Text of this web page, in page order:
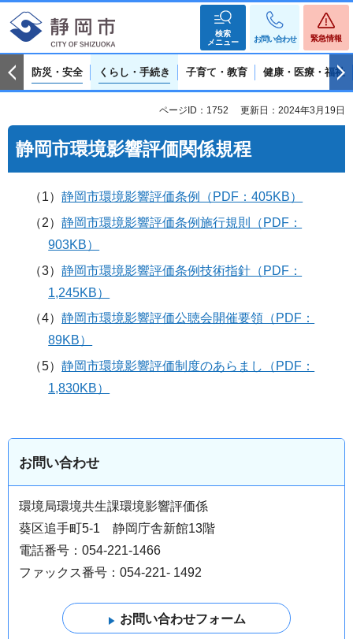
検索
メニュー
お問い合わせ 緊急情報
防災・安全 くらし・手続き 子育て・教育 健康・医療・福祉
ページID：1752 更新日：2024年3月19日
静岡市環境影響評価関係規程
（1）静岡市環境影響評価条例（PDF：405KB）
（2）静岡市環境影響評価条例施行規則（PDF：
903KB）
（3）静岡市環境影響評価条例技術指針（PDF：
1,245KB）
（4）静岡市環境影響評価公聴会開催要領（PDF：
89KB）
（5）静岡市環境影響評価制度のあらまし（PDF：
1,830KB）
お問い合わせ
環境局環境共生課環境影響評価係
葵区追手町5-1 静岡庁舎新館13階
電話番号：054-221-1466
ファックス番号：054-221- 1492